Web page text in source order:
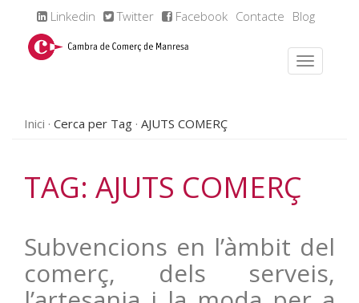
Linkedin Twitter Facebook Contacte Blog
Inici Cerca per Tag AJUTS COMERÇ
TAG: AJUTS COMERÇ
Subvencions en l’àmbit del
comerç, dels serveis,